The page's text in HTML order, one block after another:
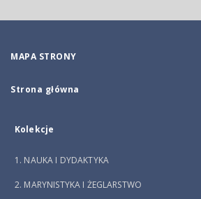
MAPA STRONY
Strona główna
Kolekcje
1. NAUKA I DYDAKTYKA
2. MARYNISTYKA I ŻEGLARSTWO